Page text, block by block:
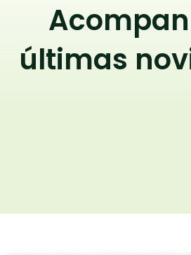
últimas